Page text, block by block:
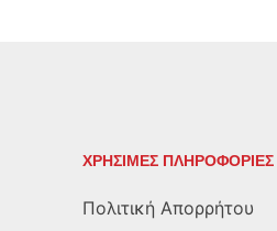
ΧΡΗΣΙΜΕΣ ΠΛΗΡΟΦΟΡΙΕΣ
Πολιτική Απορρήτου